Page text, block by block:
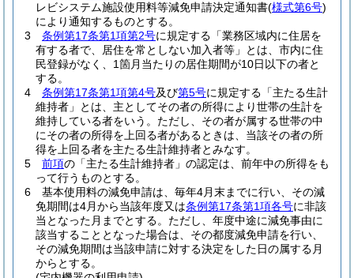
レビシステム施設使用料等減免申請決定通知書(様式第6号)
により通知するものとする。
3
条例第17条第1項第2号に規定する「業務区域内に住居を
有する者で、居住を常としない加入者等」とは、市内に住
民登録がなく、1箇月当たりの居住期間が10日以下の者と
する。
4
条例第17条第1項第4号及び第5号に規定する「主たる生計
維持者」とは、主としてその者の所得により世帯の生計を
維持している者をいう。 ただし、その者が属する世帯の中
にその者の所得を上回る者があるときは、当該その者の所
得を上回る者を主たる生計維持者とみなす。
5
前項の「主たる生計維持者」の認定は、前年中の所得をも
って行うものとする。
6
基本使用料の減免申請は、毎年4月末までに行い、その減
免期間は4月から当該年度又は条例第17条第1項各号に非該
当となった月までとする。 ただし、年度中途に減免事由に
該当することとなった場合は、その都度減免申請を行い、
その減免期間は当該申請に対する決定をした日の属する月
からとする。